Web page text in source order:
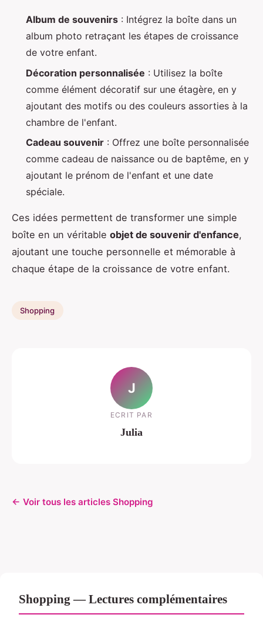
Album de souvenirs : Intégrez la boîte dans un
album photo retraçant les étapes de croissance
de votre enfant.
Décoration personnalisée : Utilisez la boîte
comme élément décoratif sur une étagère, en y
ajoutant des motifs ou des couleurs assorties à la
chambre de l'enfant.
Cadeau souvenir : Offrez une boîte personnalisée
comme cadeau de naissance ou de baptême, en y
ajoutant le prénom de l'enfant et une date
spéciale.
Ces idées permettent de transformer une simple
boîte en un véritable objet de souvenir d'enfance,
ajoutant une touche personnelle et mémorable à
chaque étape de la croissance de votre enfant.
Shopping
J
ECRIT PAR
Julia
← Voir tous les articles Shopping
Shopping — Lectures complémentaires